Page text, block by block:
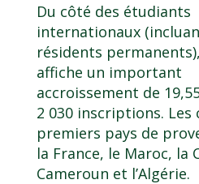
Du côté des étudiants
internationaux
résidents permanents),
affiche un important
accroissement de
2 030 inscriptions. Les
premiers pays de
la France, le Maroc, la
Cameroun et l’Algérie.